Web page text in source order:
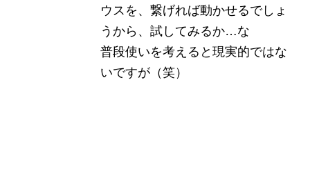
ウスを、繋げれば動かせるでしょ
うから、試してみるか…な
普段使いを考えると現実的ではな
いですが（笑）